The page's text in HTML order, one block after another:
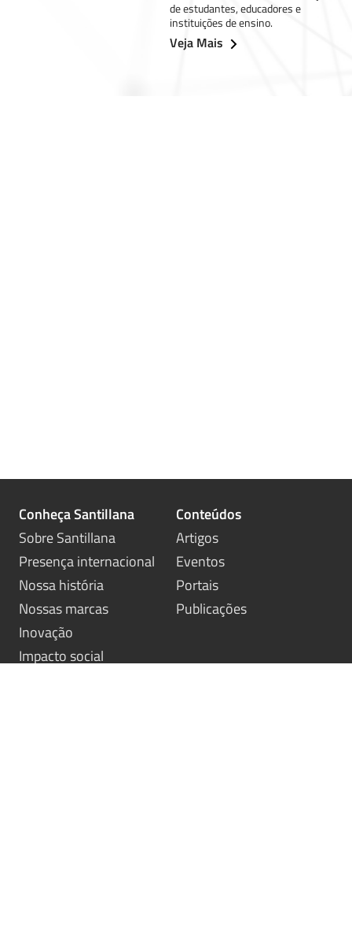
de estudantes, educadores e
instituições de ensino.
Veja Mais
Conheça Santillana
Sobre Santillana
Presença internacional
Nossa história
Nossas marcas
Inovação
Impacto social
Conteúdos
Artigos
Eventos
Portais
Publicações